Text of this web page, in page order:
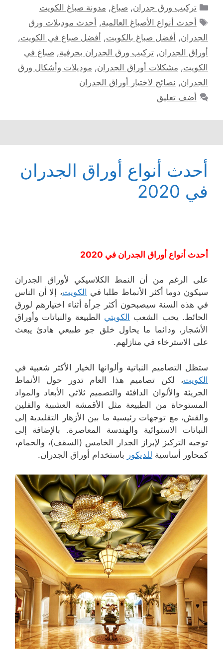
التصنيفات
تركيب ورق جدران, صباغ, مدونة صباغ الكويت
الوسوم
أحدث أنواع الأصباغ العالمية, أحدث موديلات ورق
الجدران, أفضل صباغ بالكويت, أفضل صباغ في الكويت,
أوراق الجدران, تركيب ورق الجدران بحرفية, صباغ في
الكويت, مشكلات أوراق الجدران, موديلات وأشكال ورق
الجدران, نصائح لاختيار أوراق الجدران
أضف تعليق
أحدث أنواع أوراق الجدران
في 2020
أحدث أنواع أوراق الجدران في 2020
على الرغم من أن النمط الكلاسيكي لأوراق الجدران
سيكون دوما أكثر الأنماط طلبا في
الكويت، إلا أن الناس
في هذه السنة سيصبحون أكثر جرأة أثناء اختيارهم لورق
الحائط. يحب الشعب
الكويتي الطبيعة والنباتات وأوراق
الأشجار، ودائما ما يحاول خلق جو طبيعي هادئ يبعث
على الاسترخاء في منازلهم.
ستظل التصاميم النباتية وألوانها الخيار الأكثر شعبية في
الكويت، لكن تصاميم هذا العام تدور حول الأنماط
الجريئة والألوان الدافئة والتصميم ثلاثي الأبعاد والمواد
المستوحاة من الطبيعة مثل الأقمشة العشبية والفلين
والقش، مع توجهات رئيسية ما بين الأزهار التقليدية إلى
النباتات الاستوائية والهندسة المعاصرة. بالإضافة إلى
توجيه التركيز لإبراز الجدار الخامس (السقف)، والحمام،
كمحاور أساسية للديكور باستخدام أوراق الجدران.